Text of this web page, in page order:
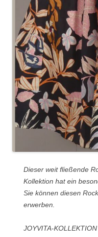
Dieser weit fließende
Kollektion hat ein
Sie können diesen
erwerben.
JOYVITA-KOLLEKTION